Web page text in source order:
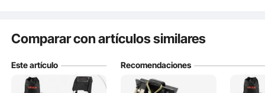
Ajusta la carga en segundos y conduce con facilidad. Esta
¿Es duradero el producto? ...
Haz la primera pregunta
Comparar con artículos similares
Este artículo Recomendaciones